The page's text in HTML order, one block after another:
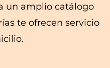
un amplio catálogo
te ofrecen servicio